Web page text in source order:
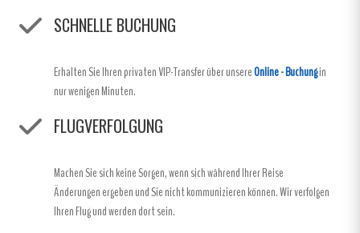
SCHNELLE BUCHUNG
Erhalten Sie Ihren privaten VIP-Transfer über unsereOnline - Buchungin
nur wenigen Minuten.
FLUGVERFOLGUNG
Machen Sie sich keine Sorgen, wenn sich während Ihrer Reise
Änderungen ergeben und Sie nicht kommunizieren können. Wir verfolgen
Ihren Flug und werden dort sein.